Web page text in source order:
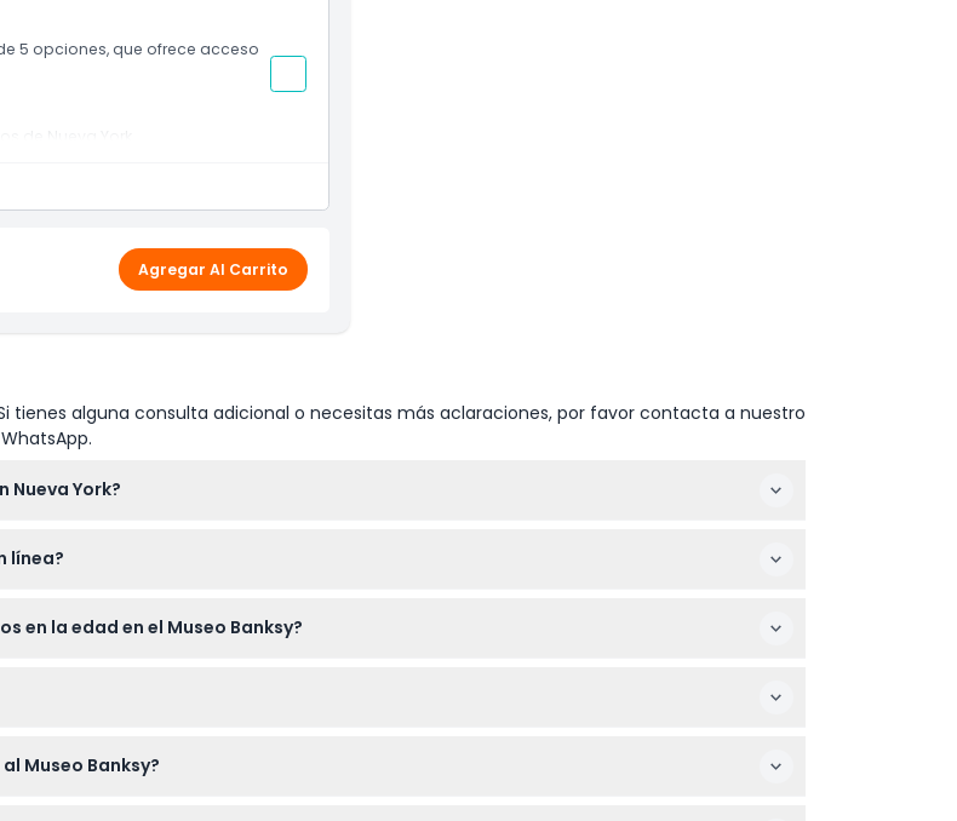
5 opciones, que ofrece acceso
de Nueva York
Agregar Al Carrito
tienes alguna consulta adicional o necesitas más aclaraciones, por favor contacta a nuestro
Nueva York?
línea?
en la edad en el Museo Banksy?
Museo Banksy?